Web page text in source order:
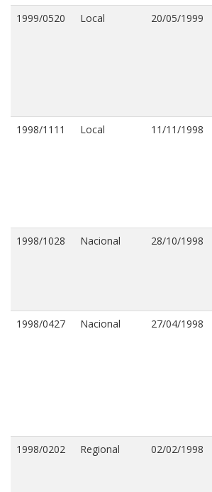
1999/0520 Local 20/05/1999
1998/1111 Local 11/11/1998
1998/1028 Nacional 28/10/1998
1998/0427 Nacional 27/04/1998
1998/0202 Regional 02/02/1998